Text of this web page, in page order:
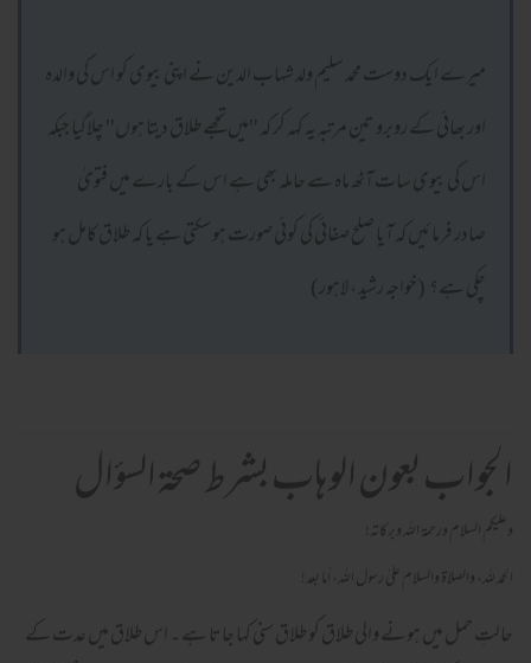
میرے ایک دوست محمد سلیم ولد شہاب الدین نے اپنی بیوی کو اس کی والدہ
اور بھائی کے روبرو تین مرتبہ یہ کہہ کر کہ ''میں تجھے طلاق دیتا ہوں'' چلاگیا جبکہ
اس کی بیوی سات آٹھ ماہ سے حاملہ بھی ہے اس کے بارے میں فتویٰ
صادر فرمائیں کہ آیا صلح صفائی کی کوئی صورت ہو سکتی ہے یا کہ طلاق کامل ہو
چکی ہے؟ (خواجہ رشید ، لاہور)
الجواب بعون الوهاب بشرط صحة السؤال
وعلیکم السلام ورحمة اللہ وبرکاته!
الحمد لله، والصلاة والسلام علىٰ رسول الله، أما بعد!
حالتِ حمل میں ہونے والی طلاق کو طلاق سنی کہا جاتا ہے ۔ اس طلاق میں عدت کے